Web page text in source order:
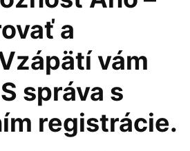
a
vám
správa s
registrácie.